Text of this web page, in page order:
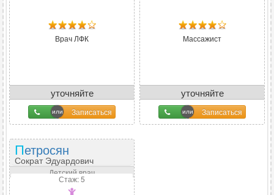
Врач ЛФК
уточняйте
Записаться
Массажист
уточняйте
Записаться
Петросян
Сократ Эдуардович
Детский врач
Стаж: 5